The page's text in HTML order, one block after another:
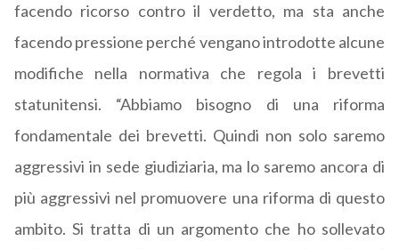
facendo ricorso contro il verdetto, ma sta anche
facendo pressione perché vengano introdotte alcune
modifiche nella normativa che regola i brevetti
statunitensi. “Abbiamo bisogno di una riforma
fondamentale dei brevetti. Quindi non solo saremo
aggressivi in sede giudiziaria, ma lo saremo ancora di
più aggressivi nel promuovere una riforma di questo
ambito. Si tratta di un argomento che ho sollevato